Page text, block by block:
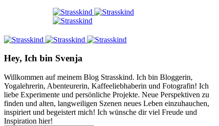
Hey, Ich bin Svenja
Willkommen auf meinem Blog Strasskind. Ich bin Bloggerin,
Yogalehrerin, Abenteurerin, Kaffeeliebhaberin und Fotografin! Ich
liebe Experimente und persönliche Projekte. Neue Perspektiven zu
finden und alten, langweiligen Szenen neues Leben einzuhauchen,
inspiriert und begeistert mich! Ich wünsche dir viel Freude und
Inspiration hier!